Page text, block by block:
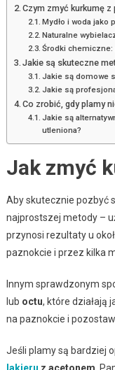
Czym zmyć kurkumę z
Mydło i woda jako
Naturalne
Środki chemiczne:
Jakie są skuteczne
Jakie są domowe
Jakie są
Co zrobić, gdy plamy
Jakie są
utleniona?
Jak zmyć
Aby skutecznie pozbyć
najprostszej metody –
przynosi rezultaty u
paznokcie i przez kilka
Innym sprawdzonym
lub octu, które działają
na paznokcie i
Jeśli plamy są bardziej